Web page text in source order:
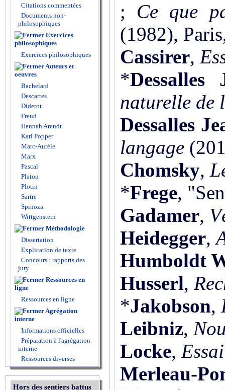
Citations commentées
Documents non-
philosophiques
Exercices
philosophiques
Exercices philosophiques
Auteurs et
oeuvres
Bachelard
Descartes
Diderot
Freud
Hannah Arendt
Karl Popper
Marc-Aurèle
Marx
Pascal
Platon
Plotin
Sartre
Spinoza
Wittgenstein
Méthodologie
Dissertation
Explication de texte
Concours : rapports des
jury
Ressources en
ligne
Ressources en ligne
Agrégation
interne
Informations officielles
Préparation à l'agrégation
interne
Ressources diverses
Hors des sentiers battus
; Ce que
(1982),
Cassirer,
*Dessalles
naturelle de
Dessalles
langage
Chomsky,
*Frege,
Gadamer,
Heidegger,
Humboldt
Husserl,
*Jakobson,
Leibniz,
Locke,
Merleau-